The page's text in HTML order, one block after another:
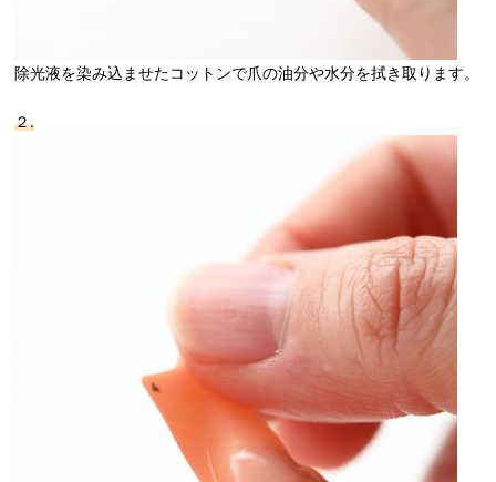
除光液を染み込ませたコットンで爪の油分や水分を拭き取ります。
２.